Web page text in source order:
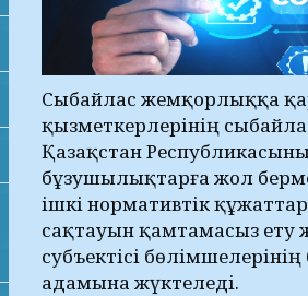
Сыбайлас жемқорлыққа
қызметкерлерінің
Қазақстан
бұзушылықтарға жол
ішкі нормативтік
сақтауын қамтамасыз ету
субъектісі
адамына жүктеледі.